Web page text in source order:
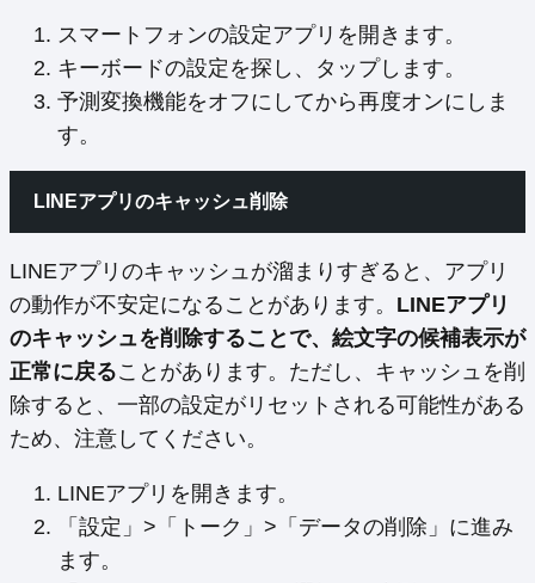
スマートフォンの設定アプリを開きます。
キーボードの設定を探し、タップします。
予測変換機能をオフにしてから再度オンにしま
す。
LINEアプリのキャッシュ削除
LINEアプリのキャッシュが溜まりすぎると、アプリ
の動作が不安定になることがあります。 LINEアプリ
のキャッシュを削除することで、絵文字の候補表示が
正常に戻ることがあります。ただし、キャッシュを削
除すると、一部の設定がリセットされる可能性がある
ため、注意してください。
LINEアプリを開きます。
「設定」>「トーク」>「データの削除」に進み
ます。